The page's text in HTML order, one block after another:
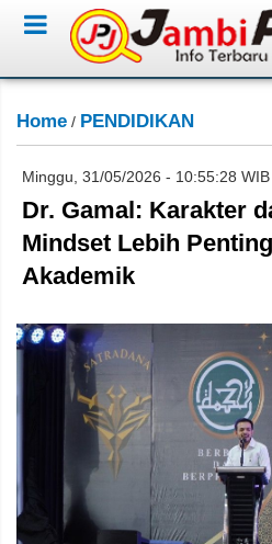
Home / PENDIDIKAN
Minggu, 31/05/2026 - 10:55:28
Dr. Gamal: Karakter
Mindset Lebih
Akademik